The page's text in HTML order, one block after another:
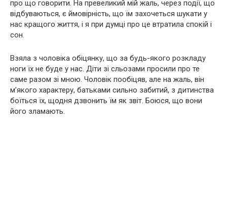
про що говорити. На превеликий мій жаль, через події, що
відбуваються, є ймовірність, що їм захочеться шукати у
нас кращого життя, і я при думці про це втратила спокій і
сон.
Взяла з чоловіка обіцянку, що за будь-якого розкладу
ноги їх не буде у нас. Діти зі сльозами просили про те
саме разом зі мною. Чоловік пообіцяв, але на жаль, він
м’якого характеру, батьками сильно забитий, з дитинства
боїться їх, щодня дзвонить їм як звіт. Боюся, що вони
його зламають.